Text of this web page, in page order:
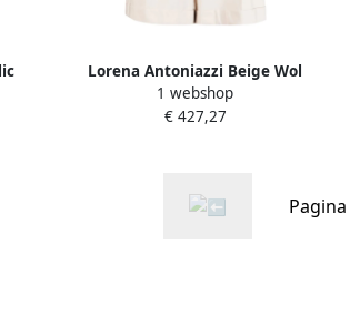
Lorena Antoniazzi Beige Wol
Casual Shorts Beige Dames
1 webshop
€ 427,27
Pagina